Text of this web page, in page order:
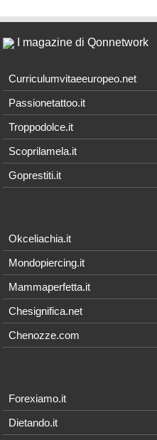
I magazine di Qonnetwork
Curriculumvitaeeuropeo.net
Passionetattoo.it
Troppodolce.it
Scoprilamela.it
Goprestiti.it
Okceliachia.it
Mondopiercing.it
Mammaperfetta.it
Chesignifica.net
Chenozze.com
Forexiamo.it
Dietando.it